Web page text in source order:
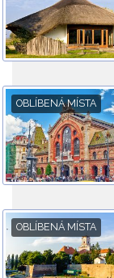
OBLÍBENÁ MÍSTA
OBLÍBENÁ MÍSTA